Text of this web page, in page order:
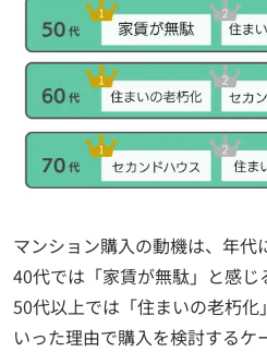
マンション購入の動機は、年代
40代では「家賃が無駄」と感じ
50代以上では「住まいの老朽
いった理由で購入を検討するケ